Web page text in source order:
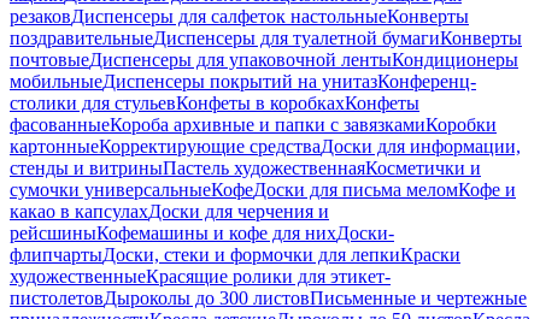
резаковДиспенсеры для салфеток настольныеКонверты
поздравительныеДиспенсеры для туалетной бумагиКонверты
почтовыеДиспенсеры для упаковочной лентыКондиционеры
мобильныеДиспенсеры покрытий на унитазКонференц-
столики для стульевКонфеты в коробкахКонфеты
фасованныеКороба архивные и папки с завязкамиКоробки
картонныеКорректирующие средстваДоски для информации,
стенды и витриныПастель художественнаяКосметички и
сумочки универсальныеКофеДоски для письма меломКофе и
какао в капсулахДоски для черчения и
рейсшиныКофемашины и кофе для нихДоски-
флипчартыДоски, стеки и формочки для лепкиКраски
художественныеКрасящие ролики для этикет-
пистолетовДыроколы до 300 листовПисьменные и чертежные